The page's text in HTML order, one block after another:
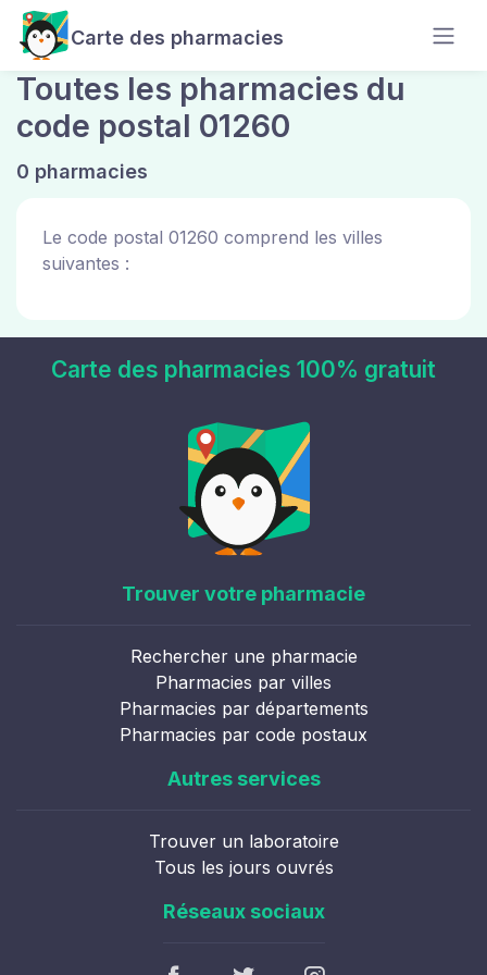
Carte des pharmacies
Toutes les pharmacies du
code postal 01260
0 pharmacies
Le code postal 01260 comprend les villes
suivantes :
Carte des pharmacies 100% gratuit
Trouver votre pharmacie
Rechercher une pharmacie
Pharmacies par villes
Pharmacies par départements
Pharmacies par code postaux
Autres services
Trouver un laboratoire
Tous les jours ouvrés
Réseaux sociaux